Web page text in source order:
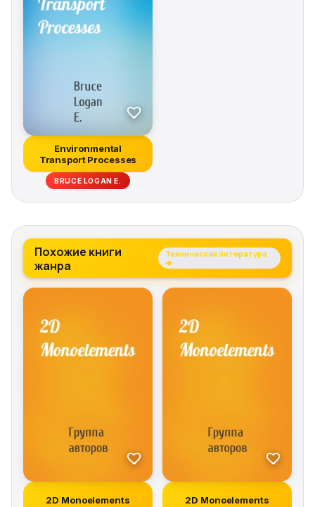
and operation variables * Practice problems and step-
by-step examples Microbial Fuel Cells, with its easy-to-
more experienced practitioners.
Environmental
Transport Processes
BRUCE LOGAN E.
Похожие книги
жанра
Техническая литература
→
2D Monoelements 2D Monoelements